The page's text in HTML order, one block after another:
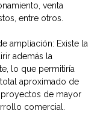
venta
entre otros.
ampliación: Existe la
además la
lo que permitiría
aproximado de
proyectos de mayor
comercial.